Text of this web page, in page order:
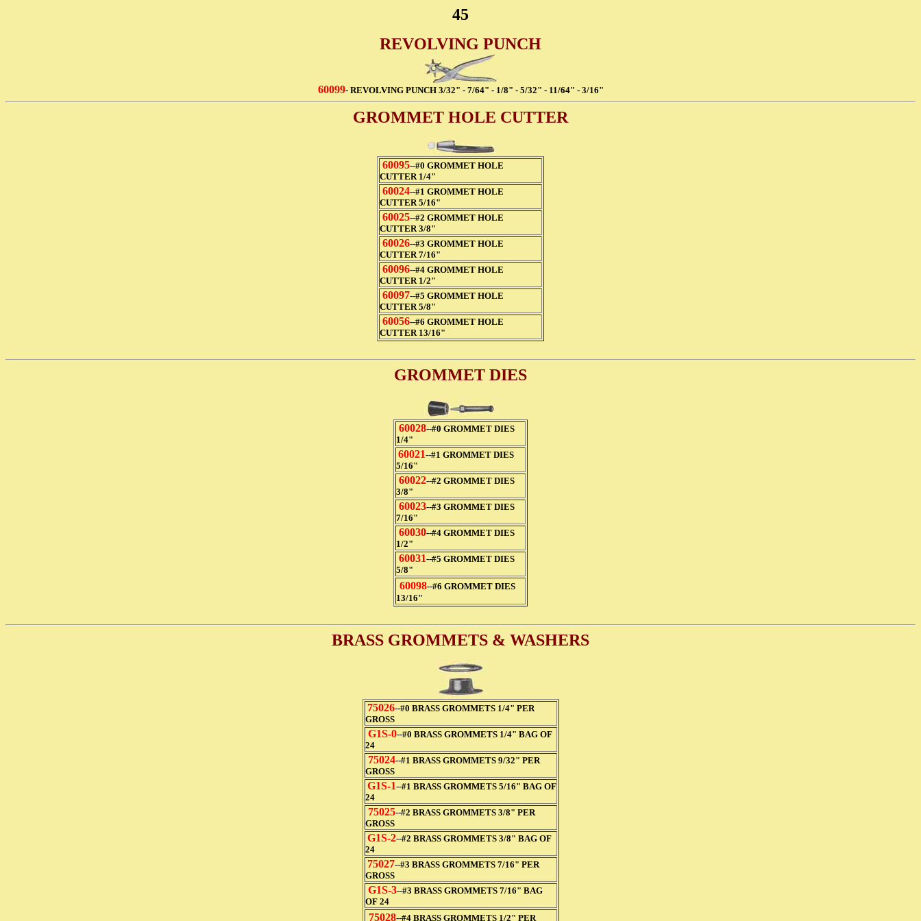
45
REVOLVING PUNCH
60099- REVOLVING PUNCH 3/32" - 7/64" - 1/8" - 5/32" - 11/64" - 3/16"
GROMMET HOLE CUTTER
60095--#0 GROMMET HOLE
CUTTER 1/4"
60024--#1 GROMMET HOLE
CUTTER 5/16"
60025--#2 GROMMET HOLE
CUTTER 3/8"
60026--#3 GROMMET HOLE
CUTTER 7/16"
60096--#4 GROMMET HOLE
CUTTER 1/2"
60097--#5 GROMMET HOLE
CUTTER 5/8"
60056--#6 GROMMET HOLE
CUTTER 13/16"
GROMMET DIES
60028--#0 GROMMET DIES
1/4"
60021--#1 GROMMET DIES
5/16"
60022--#2 GROMMET DIES
3/8"
60023--#3 GROMMET DIES
7/16"
60030--#4 GROMMET DIES
1/2"
60031--#5 GROMMET DIES
5/8"
60098--#6 GROMMET DIES
13/16"
BRASS GROMMETS & WASHERS
75026--#0 BRASS GROMMETS 1/4" PER
GROSS
G1S-0--#0 BRASS GROMMETS 1/4" BAG OF
24
75024--#1 BRASS GROMMETS 9/32" PER
GROSS
G1S-1--#1 BRASS GROMMETS 5/16" BAG OF
24
75025--#2 BRASS GROMMETS 3/8" PER
GROSS
G1S-2--#2 BRASS GROMMETS 3/8" BAG OF
24
75027--#3 BRASS GROMMETS 7/16" PER
GROSS
G1S-3--#3 BRASS GROMMETS 7/16" BAG
OF 24
75028--#4 BRASS GROMMETS 1/2" PER